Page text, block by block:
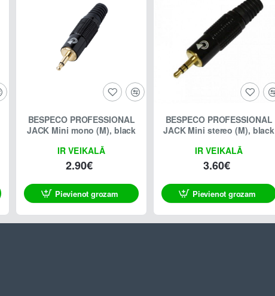
IR VEIKALĀ
BESPECO PROFESSIONAL
JACK Mini mono (M), black
2.90€
Pievienot grozam
IR VEIKALĀ
BESPECO PROFESSIONAL
JACK Mini stereo (M), black
3.60€
Pievienot grozam